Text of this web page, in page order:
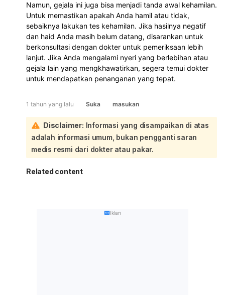
Namun, gejala ini juga bisa menjadi tanda awal kehamilan.
Untuk memastikan apakah Anda hamil atau tidak,
sebaiknya lakukan tes kehamilan. Jika hasilnya negatif
dan haid Anda masih belum datang, disarankan untuk
berkonsultasi dengan dokter untuk pemeriksaan lebih
lanjut. Jika Anda mengalami nyeri yang berlebihan atau
gejala lain yang mengkhawatirkan, segera temui dokter
untuk mendapatkan penanganan yang tepat.
1 tahun yang lalu Suka masukan
Disclaimer: Informasi yang disampaikan di atas
adalah informasi umum, bukan pengganti saran
medis resmi dari dokter atau pakar.
Related content
Iklan